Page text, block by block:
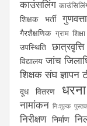
काउंसलिंग
शिक्षक भर्ती
गुणवत्ता
गैरशैक्षणिक ग्राम
उपस्थिति छात्रवृत्ति
विद्यालय जांच
शिक्षक संघ ज्ञापन
दूध वितरण
धरना
नामांकन निःशुल्क
निरीक्षण निर्माण